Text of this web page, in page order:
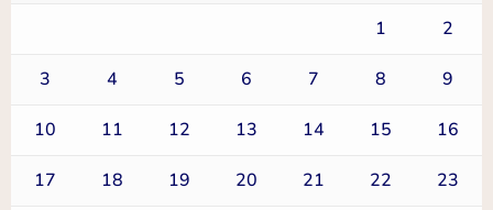
1 2
3 4 5 6 7 8 9
10 11 12 13 14 15 16
17 18 19 20 21 22 23